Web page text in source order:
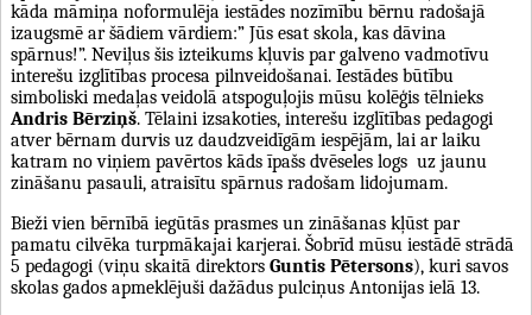
kāda māmiņa noformulēja iestādes nozīmību bērnu radošajā
izaugsmē ar šādiem vārdiem:” Jūs esat skola, kas dāvina
spārnus!”. Neviļus šis izteikums kļuvis par galveno vadmotīvu
interešu izglītības procesa pilnveidošanai. Iestādes būtību
simboliski medaļas veidolā atspoguļojis mūsu kolēģis tēlnieks
Andris Bērziņš. Tēlaini izsakoties, interešu izglītības pedagogi
atver bērnam durvis uz daudzveidīgām iespējām, lai ar laiku
katram no viņiem pavērtos kāds īpašs dvēseles logs uz jaunu
zināšanu pasauli, atraisītu spārnus radošam lidojumam.
Bieži vien bērnībā iegūtās prasmes un zināšanas kļūst par
pamatu cilvēka turpmākajai karjerai. Šobrīd mūsu iestādē strādā
5 pedagogi (viņu skaitā direktors Guntis Pētersons), kuri savos
skolas gados apmeklējuši dažādus pulciņus Antonijas ielā 13.